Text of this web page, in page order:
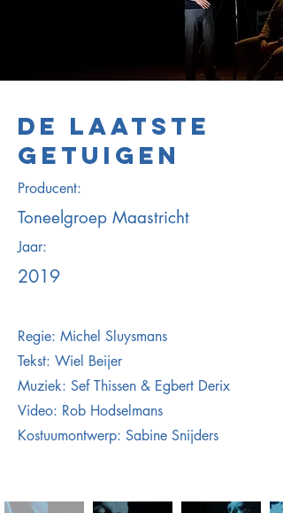
DE LAATSTE
GETUIGEN
Producent:
Toneelgroep Maastricht
Jaar:
2019
Regie: Michel Sluysmans
Tekst: Wiel Beijer
Muziek: Sef Thissen & Egbert Derix
Video: Rob Hodselmans
Kostuumontwerp: Sabine Snijders